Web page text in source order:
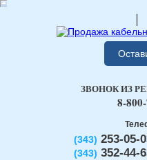
(343) 253-05-
(343) 352-44-
ЗВОНОК ИЗ
8-